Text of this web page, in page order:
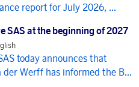
report for July 2026, ...
SAS at the beginning of 2027
today announces that
der Werff has informed the B...